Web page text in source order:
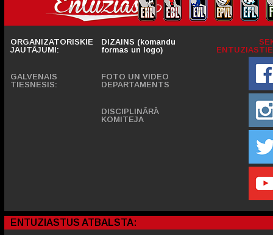
ORGANIZATORISKIE
JAUTĀJUMI:
GALVENAIS
TIESNESIS:
DIZAINS (komandu
formas un logo)
FOTO UN VIDEO
DEPARTAMENTS
DISCIPLINĀRĀ
KOMITEJA
ENTUZIASTUS ATBALSTA: